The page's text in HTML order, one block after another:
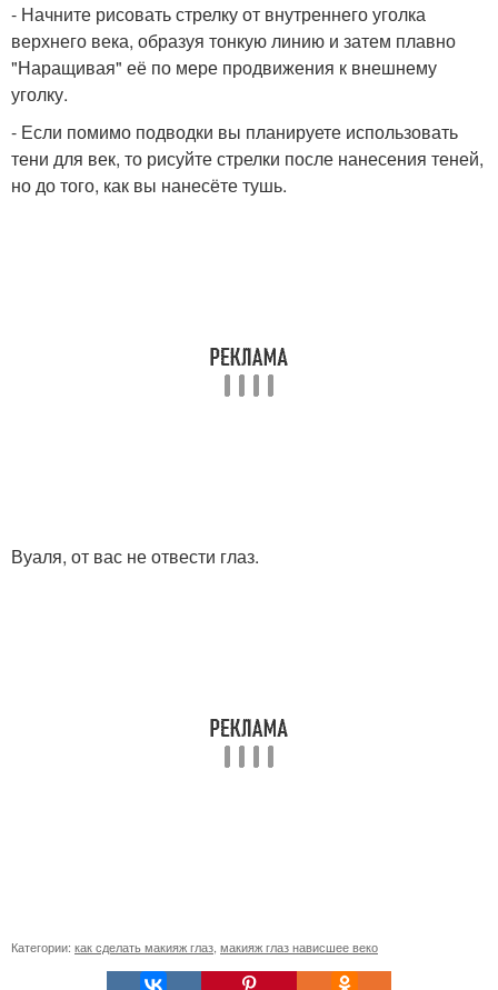
- Начните рисовать стрелку от внутреннего уголка
верхнего века, образуя тонкую линию и затем плавно
"Наращивая" её по мере продвижения к внешнему
уголку.
- Если помимо подводки вы планируете использовать
тени для век, то рисуйте стрелки после нанесения теней,
но до того, как вы нанесёте тушь.
Вуаля, от вас не отвести глаз.
Категории: как сделать макияж глаз макияж глаз нависшее веко